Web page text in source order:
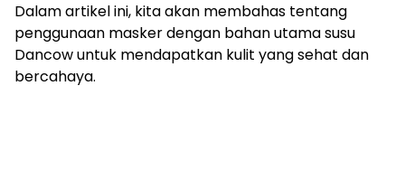
Dalam artikel ini, kita akan membahas tentang
penggunaan masker dengan bahan utama susu
Dancow untuk mendapatkan kulit yang sehat dan
bercahaya.